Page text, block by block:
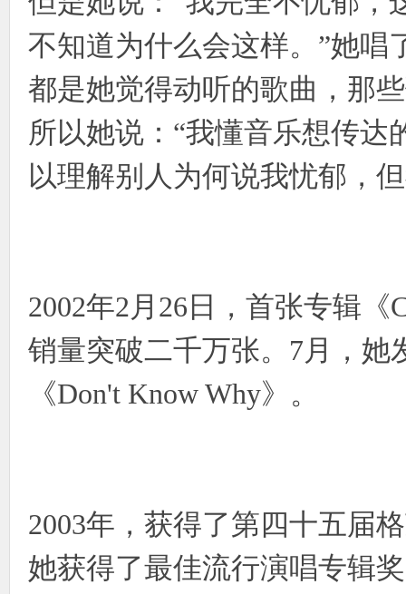
不知道为什么会这样。”她唱
都是她觉得动听的歌曲，那
所以她说：“我懂音乐想传
以理解别人为何说我忧郁，
2002年2月26日，首张专辑《
销量突破二千万张。7月，
《Don't Know Why》。
2003年，获得了第四十五届
她获得了最佳流行演唱专辑